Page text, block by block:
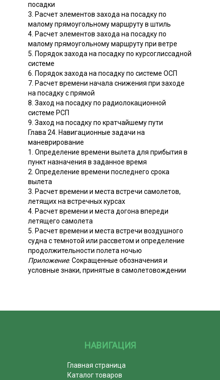
посадки
3. Расчет элементов захода на посадку по
малому прямоугольному маршруту в штиль
4. Расчет элементов захода на посадку по
малому прямоугольному маршруту при ветре
5. Порядок захода на посадку по курсоглиссадной
системе
6. Порядок захода на посадку по системе ОСП
7. Расчет времени начала снижения при заходе
на посадку с прямой
8. Заход на посадку по радиолокационной
системе РСП
9. Заход на посадку по кратчайшему пути
Глава 24. Навигационные задачи на
маневрирование
1. Определение времени вылета для прибытия в
пункт назначения в заданное время
2. Определение времени последнего срока
вылета
3. Расчет времени и места встречи самолетов,
летящих на встречных курсах
4. Расчет времени и места догона впереди
летящего самолета
5. Расчет времени и места встречи воздушного
судна с темнотой или рассветом и определение
продолжительности полета ночью
Приложение. Сокращенные обозначения и
условные знаки, принятые в самолетовождении
НАВИГАЦИЯ
Главная страница
Каталог товаров